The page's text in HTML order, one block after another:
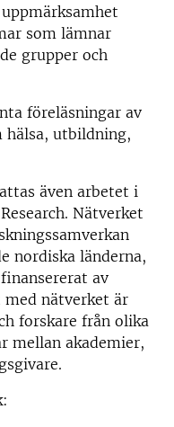
som lämnar
grupper och
föreläsningar av
hälsa, utbildning,
även arbetet i
Nätverket
nordiska länderna,
av
med nätverket är
forskare från olika
mellan akademier,